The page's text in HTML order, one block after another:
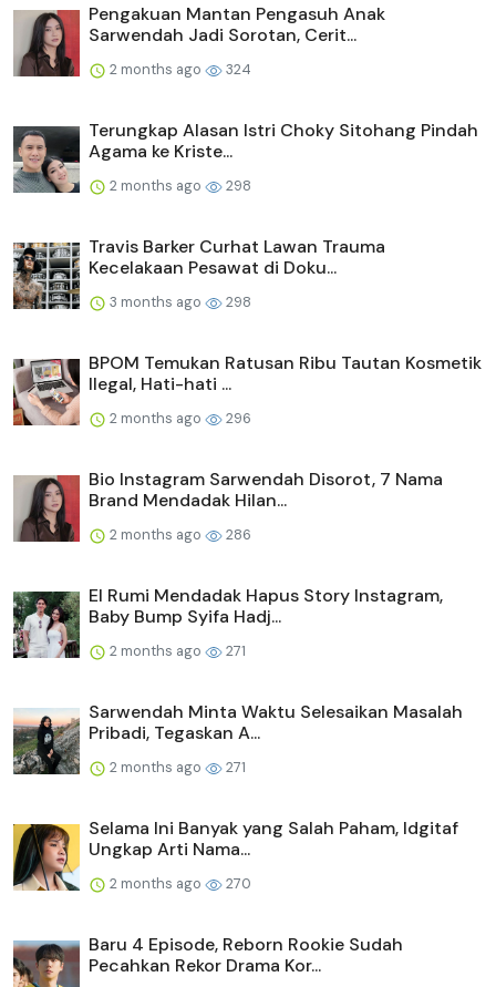
Pengakuan Mantan Pengasuh Anak
Sarwendah Jadi Sorotan, Cerit...
2 months ago 324
Terungkap Alasan Istri Choky Sitohang Pindah
Agama ke Kriste...
2 months ago 298
Travis Barker Curhat Lawan Trauma
Kecelakaan Pesawat di Doku...
3 months ago 298
BPOM Temukan Ratusan Ribu Tautan Kosmetik
Ilegal, Hati-hati ...
2 months ago 296
Bio Instagram Sarwendah Disorot, 7 Nama
Brand Mendadak Hilan...
2 months ago 286
El Rumi Mendadak Hapus Story Instagram,
Baby Bump Syifa Hadj...
2 months ago 271
Sarwendah Minta Waktu Selesaikan Masalah
Pribadi, Tegaskan A...
2 months ago 271
Selama Ini Banyak yang Salah Paham, Idgitaf
Ungkap Arti Nama...
2 months ago 270
Baru 4 Episode, Reborn Rookie Sudah
Pecahkan Rekor Drama Kor...